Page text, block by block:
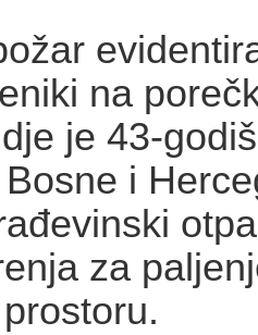
na
je 43-
i
za